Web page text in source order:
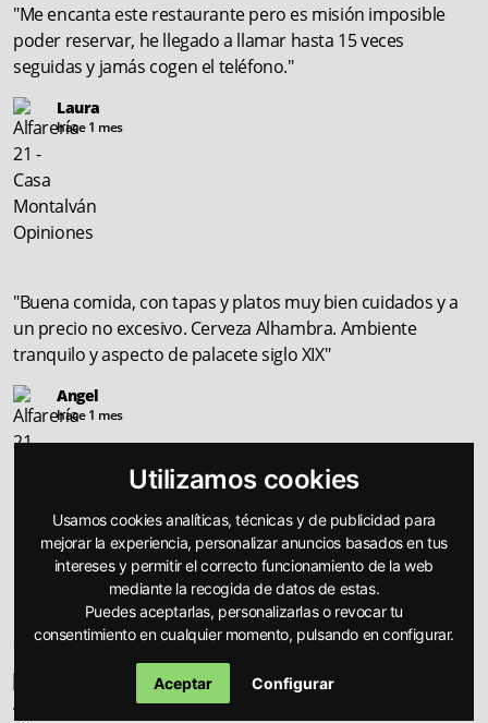
Utilizamos cookies
Usamos cookies analíticas, técnicas y de publicidad para
mejorar la experiencia, personalizar anuncios basados en tus
intereses y permitir el correcto funcionamiento de la web
mediante la recogida de datos de estas.
Puedes aceptarlas, personalizarlas o revocar tu
consentimiento en cualquier momento, pulsando en configurar.
Aceptar Configurar
"Me encanta este restaurante pero es misión imposible
poder reservar, he llegado a llamar hasta 15 veces
seguidas y jamás cogen el teléfono."
Laura
hace 1 mes
"Buena comida, con tapas y platos muy bien cuidados y a
un precio no excesivo. Cerveza Alhambra. Ambiente
tranquilo y aspecto de palacete siglo XIX"
Angel
hace 1 mes
"Triana pura. Espectacular antigua fabrica de cerámica.
Magnífico jamón, buenas cañas y atención excelente, tanto
como la relación calidad-precio. Para volver."
hace 2 meses